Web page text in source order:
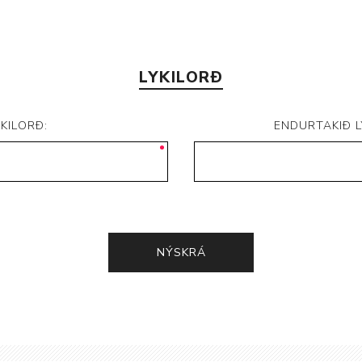
LYKILORÐ
ENDURTAKIÐ